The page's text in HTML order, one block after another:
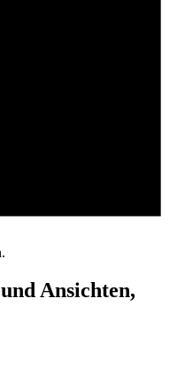
Ansichten,